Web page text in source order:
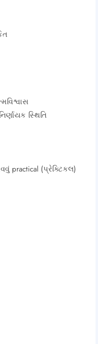
સ્થિતિ
practical (પ્રેક્ટિકલ)